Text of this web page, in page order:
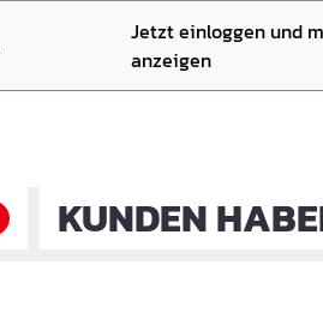
Jetzt einloggen und
anzeigen
KUNDEN